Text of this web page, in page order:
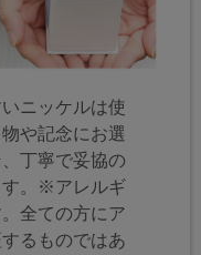
ニッケルは使
や記念にお選
丁寧で妥協の
す。※アレルギ
全ての方にア
るものではあ